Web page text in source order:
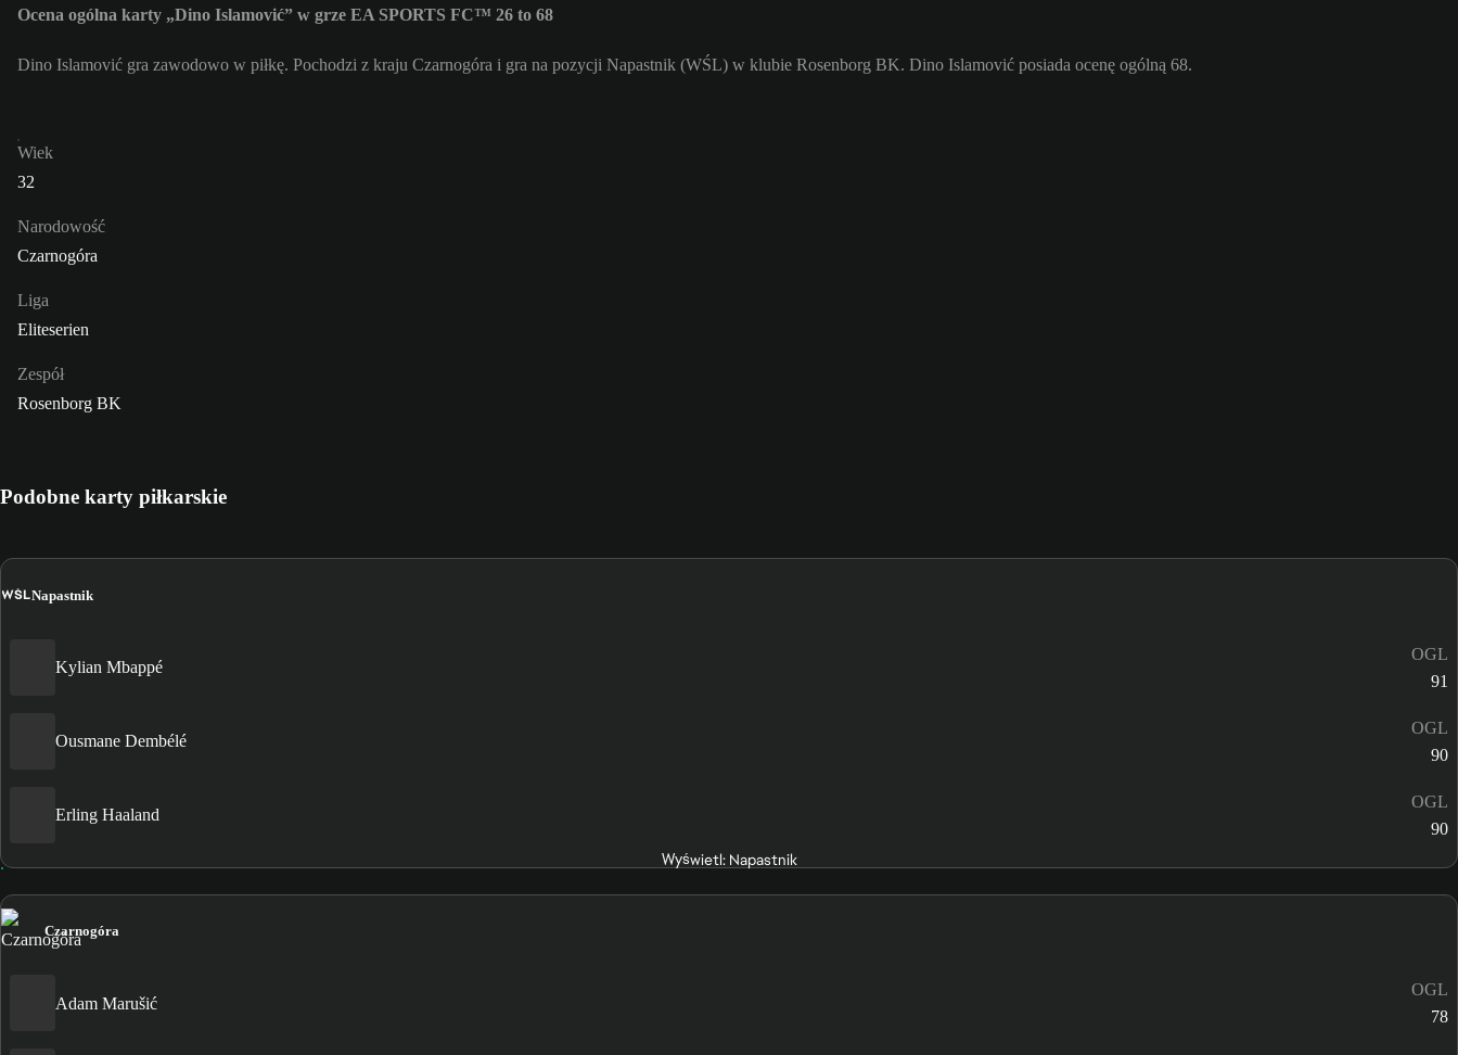
Ocena ogólna karty „Dino Islamović” w grze EA SPORTS FC™ 26 to 68
Dino Islamović gra zawodowo w piłkę. Pochodzi z kraju Czarnogóra i gra na pozycji Napastnik (WŚL) w klubie Rosenborg BK. Dino Islamović posiada ocenę ogólną 68.
Wiek
32
Narodowość
Czarnogóra
Liga
Eliteserien
Zespół
Rosenborg BK
Podobne karty piłkarskie
WŚLNapastnik
Kylian Mbappé
OGL
91
Ousmane Dembélé
OGL
90
Erling Haaland
OGL
90
Wyświetl: Napastnik
Czarnogóra
Adam Marušić
OGL
78